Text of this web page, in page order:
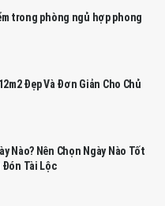
trong phòng ngủ hợp phong
Đẹp Và Đơn Giản Cho Chủ
Nào? Nên Chọn Ngày Nào Tốt
Đón Tài Lộc